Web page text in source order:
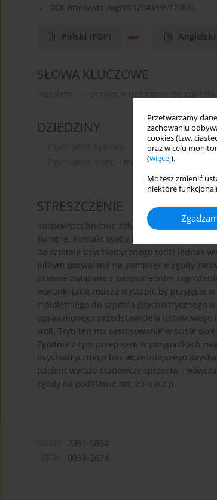
Przetwarzamy
zachowaniu
cookies (tzw.
oraz w celu
(więcej).
Możesz zmienić
niektóre
DOI: https://doi.org/10.12740/PP/127886
Polski (PDF) Angielski
SŁOWA KLUCZOWE
małoletni przyjęcie bez zgody do
DZIEDZINY
Psychiatria sądowa
Psychiatria dzieci i młodzieży
STRESZCZENIE
Rozpowszechnienie zaburzeń psychicznych
Europie. Kontakt osoby małoletniej z
do szpitala psychiatrycznego rodzi jednak
pilnym pozwalana na pominięcie zgody
prawne związane z bezpośrednim
warunki jakie muszą wystąpić by przyjęcie
małoletniego do szpitala psychiatrycznego
uprawnionego przedstawiciela ustawowego
woli. Tryb ten ma zastosowanie w ściśle
Zgodnie z tym przepisem w przypadkach
psychiatrycznego bez wcześniejszego
pacjent wyraża stanowczy sprzeciw i
zgody na podstawie art. 23 u.o.z.p.
2391-5854
0033-2674